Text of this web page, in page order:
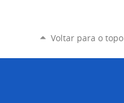
Voltar para o topo